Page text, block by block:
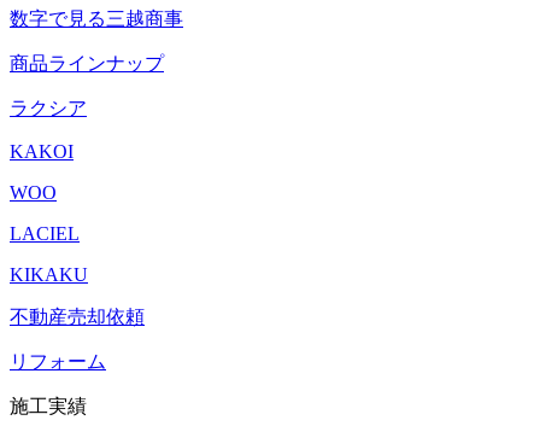
数字で見る三越商事
商品ラインナップ
ラクシア
KAKOI
WOO
LACIEL
KIKAKU
不動産売却依頼
リフォーム
施工実績